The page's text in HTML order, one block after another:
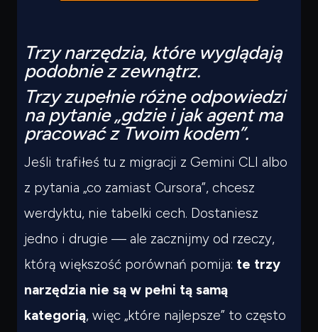
Trzy narzędzia, które wyglądają
podobnie z zewnątrz.
Trzy zupełnie różne odpowiedzi
na pytanie „gdzie i jak agent ma
pracować z Twoim kodem”.
Jeśli trafiłeś tu z migracji z Gemini CLI albo
z pytania „co zamiast Cursora”, chcesz
werdyktu, nie tabelki cech. Dostaniesz
jedno i drugie — ale zacznijmy od rzeczy,
którą większość porównań pomija: te trzy
narzędzia nie są w pełni tą samą
kategorią, więc „które najlepsze” to często